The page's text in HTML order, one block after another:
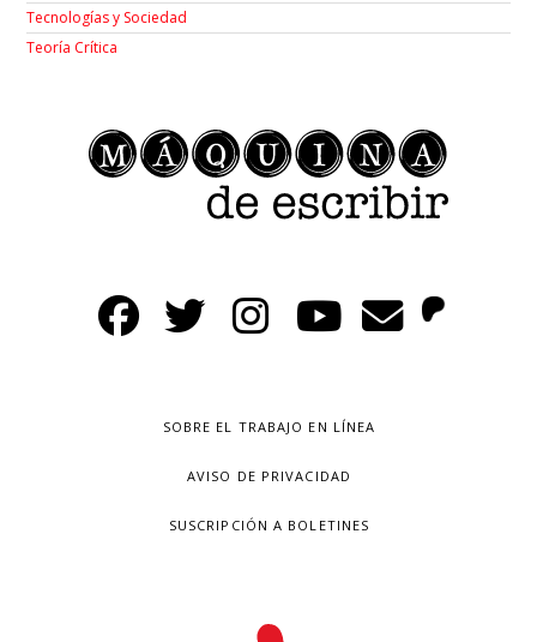
Tecnologías y Sociedad
Teoría Crítica
SOBRE EL TRABAJO EN LÍNEA
AVISO DE PRIVACIDAD
SUSCRIPCIÓN A BOLETINES